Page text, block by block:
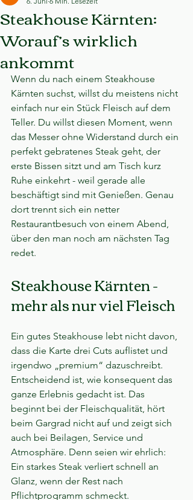
Steakhouse Kärnten:
Worauf’s wirklich
ankommt
Wenn du nach einem Steakhouse
Kärnten suchst, willst du meistens nicht
einfach nur ein Stück Fleisch auf dem
Teller. Du willst diesen Moment, wenn
das Messer ohne Widerstand durch ein
perfekt gebratenes Steak geht, der
erste Bissen sitzt und am Tisch kurz
Ruhe einkehrt - weil gerade alle
beschäftigt sind mit Genießen. Genau
dort trennt sich ein netter
Restaurantbesuch von einem Abend,
über den man noch am nächsten Tag
redet.
Steakhouse Kärnten -
mehr als nur viel Fleisch
Ein gutes Steakhouse lebt nicht davon,
dass die Karte drei Cuts auflistet und
irgendwo „premium“ dazuschreibt.
Entscheidend ist, wie konsequent das
ganze Erlebnis gedacht ist. Das
beginnt bei der Fleischqualität, hört
beim Gargrad nicht auf und zeigt sich
auch bei Beilagen, Service und
Atmosphäre. Denn seien wir ehrlich:
Ein starkes Steak verliert schnell an
Glanz, wenn der Rest nach
Pflichtprogramm schmeckt.